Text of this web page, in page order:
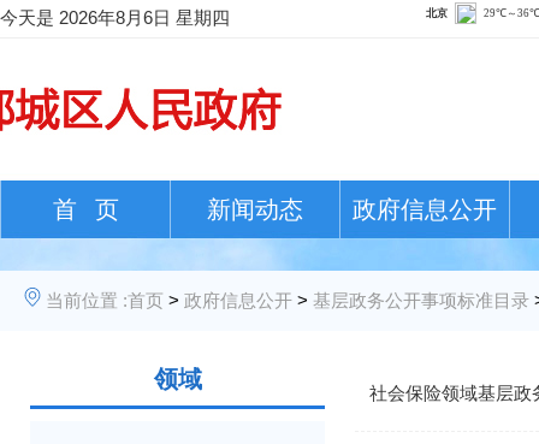
今天是 2026年8月6日 星期四
首 页 新闻动态 政府信息公开
当前位置 :首页 > 政府信息公开 > 基层政务公开事项标准目录
领域
社会保险领域基层政